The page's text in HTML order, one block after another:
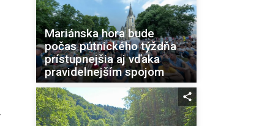
Mariánska hora bude
počas pútnického týždňa
prístupnejšia aj vďaka
pravidelnejším spojom